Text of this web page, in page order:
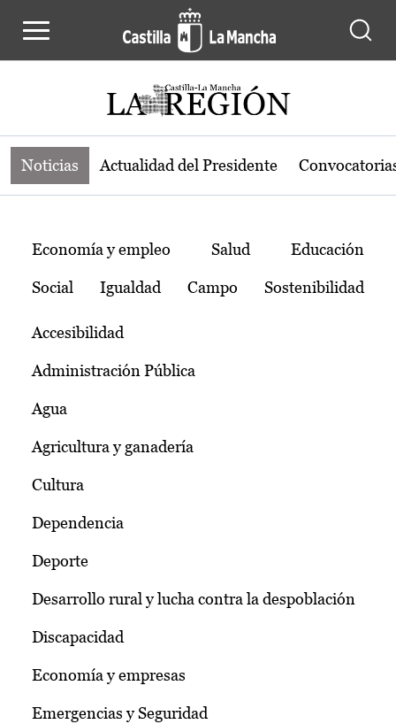
Noticias de la región de Castilla-La
Noticias Actualidad del Presidente
Temas
Economía y empleo Salud Educación
Social Igualdad Campo Sostenibilidad
Accesibilidad
Administración Pública
Agua
Agricultura y ganadería
Cultura
Dependencia
Deporte
Desarrollo rural y lucha contra la despoblación
Discapacidad
Economía y empresas
Emergencias y Seguridad